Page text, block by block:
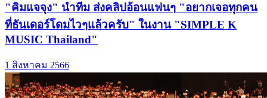
"คิมแจจุง" นำทีม ส่งคลิปอ้อนแฟนๆ "อยากเจอทุกคน
ที่ธันเดอร์โดมไวๆแล้วครับ" ในงาน "SIMPLE K
MUSIC Thailand"
1 สิงหาคม 2566